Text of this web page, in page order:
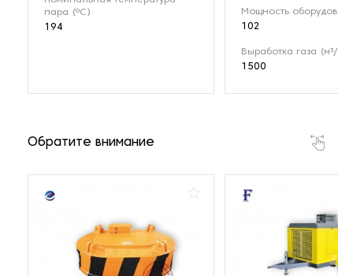
пара (ºС)
194
Мощность
102
Выработка газа (м³/ч)
1500
Обратите внимание